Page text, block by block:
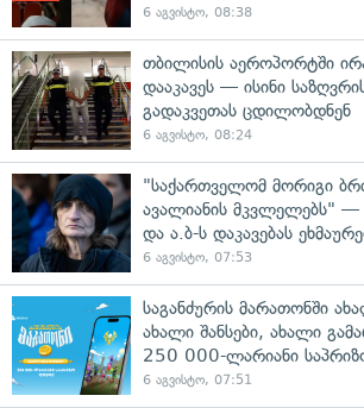
6 აგვისტო, 08:38
თბილისის აეროპორტში
დააკავეს — ისინი
გადაკვეთას ცდილობდნენ
6 აგვისტო, 08:24
"საქართველომ მორიგი
ავალიანის მკვლელებს" —
და ა.ბ-ს დაკავებას
6 აგვისტო, 07:53
საგანძურის მარათონში
ახალი შანსები, ახალი
250 000-ლარიანი
6 აგვისტო, 07:51